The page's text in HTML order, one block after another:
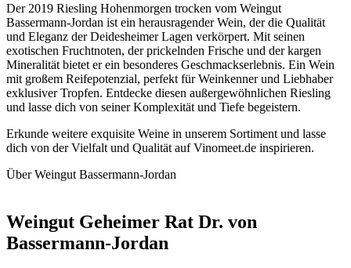
Der 2019 Riesling Hohenmorgen trocken vom Weingut
Bassermann-Jordan ist ein herausragender Wein, der die Qualität
und Eleganz der Deidesheimer Lagen verkörpert. Mit seinen
exotischen Fruchtnoten, der prickelnden Frische und der kargen
Mineralität bietet er ein besonderes Geschmackserlebnis. Ein Wein
mit großem Reifepotenzial, perfekt für Weinkenner und Liebhaber
exklusiver Tropfen. Entdecke diesen außergewöhnlichen Riesling
und lasse dich von seiner Komplexität und Tiefe begeistern.
Erkunde weitere exquisite Weine in unserem Sortiment und lasse
dich von der Vielfalt und Qualität auf Vinomeet.de inspirieren.
Über Weingut Bassermann-Jordan
Weingut Geheimer Rat Dr. von
Bassermann-Jordan